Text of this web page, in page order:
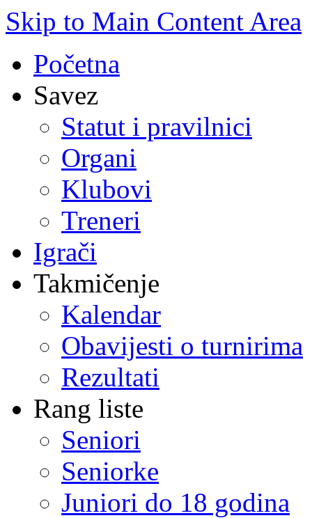
Skip to Main Content Area
Početna
Savez
Statut i pravilnici
Organi
Klubovi
Treneri
Igrači
Takmičenje
Kalendar
Obavijesti o turnirima
Rezultati
Rang liste
Seniori
Seniorke
Juniori do 18 godina